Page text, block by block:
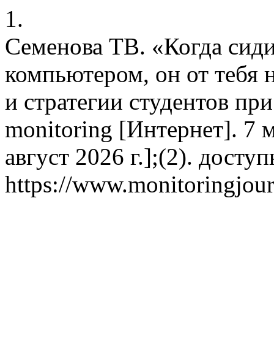
1.
Семенова ТВ. «Когда
компьютером, он от тебя
и стратегии студентов
monitoring [Интернет]. 7
август 2026 г.];(2).
https://